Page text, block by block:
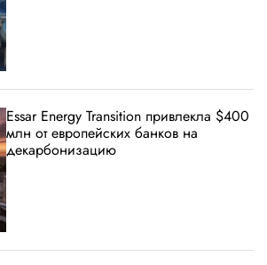
Essar Energy Transition привлекла $400
млн от европейских банков на
декарбонизацию